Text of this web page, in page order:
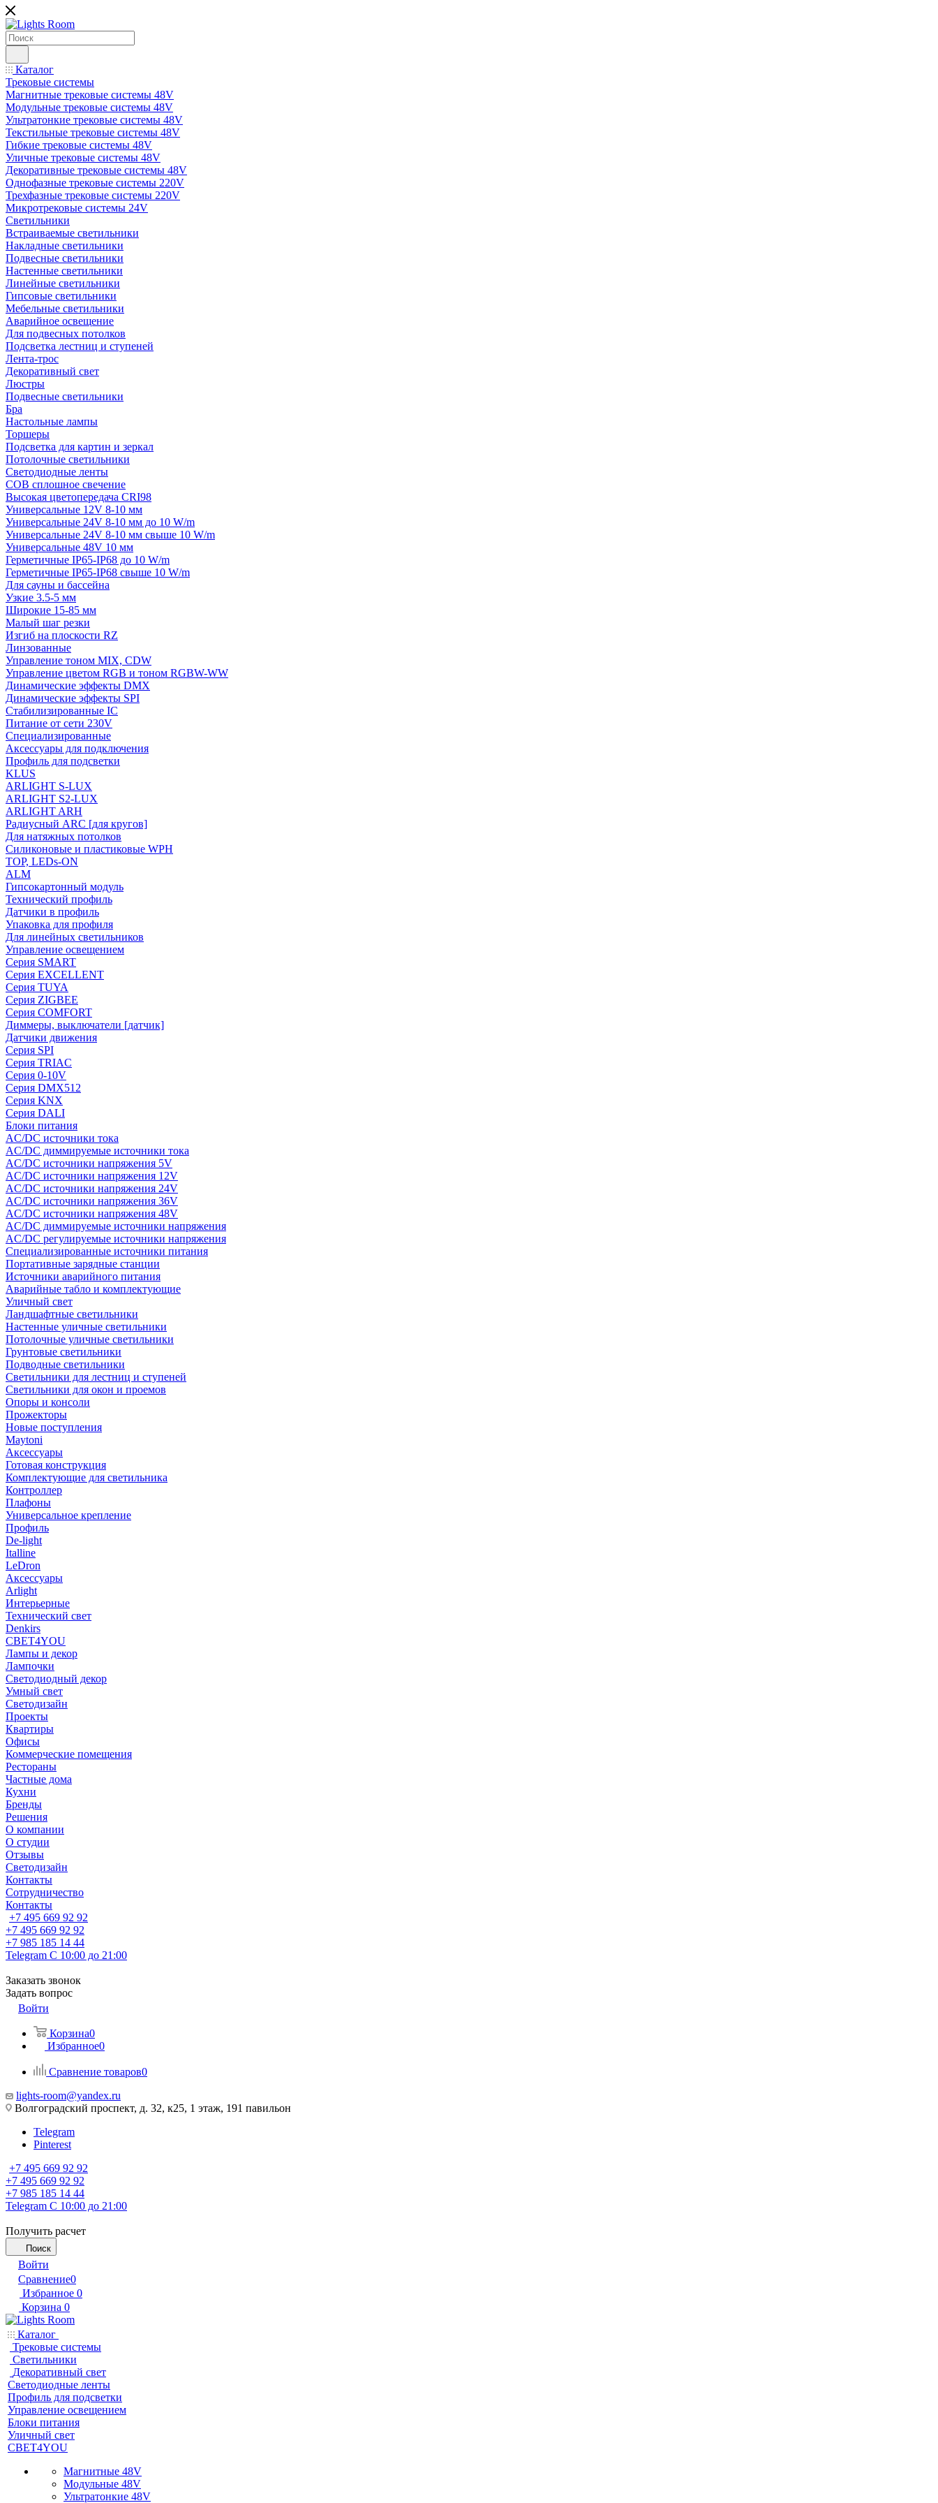
Каталог
Трековые системы
Магнитные трековые системы 48V
Модульные трековые системы 48V
Ультратонкие трековые системы 48V
Текстильные трековые системы 48V
Гибкие трековые системы 48V
Уличные трековые системы 48V
Декоративные трековые системы 48V
Однофазные трековые системы 220V
Трехфазные трековые системы 220V
Микротрековые системы 24V
Светильники
Встраиваемые светильники
Накладные светильники
Подвесные светильники
Настенные светильники
Линейные светильники
Гипсовые светильники
Мебельные светильники
Аварийное освещение
Для подвесных потолков
Подсветка лестниц и ступеней
Лента-трос
Декоративный свет
Люстры
Подвесные светильники
Бра
Настольные лампы
Торшеры
Подсветка для картин и зеркал
Потолочные светильники
Светодиодные ленты
COB сплошное свечение
Высокая цветопередача CRI98
Универсальные 12V 8-10 мм
Универсальные 24V 8-10 мм до 10 W/m
Универсальные 24V 8-10 мм свыше 10 W/m
Универсальные 48V 10 мм
Герметичные IP65-IP68 до 10 W/m
Герметичные IP65-IP68 свыше 10 W/m
Для сауны и бассейна
Узкие 3.5-5 мм
Широкие 15-85 мм
Малый шаг резки
Изгиб на плоскости RZ
Линзованные
Управление тоном MIX, CDW
Управление цветом RGB и тоном RGBW-WW
Динамические эффекты DMX
Динамические эффекты SPI
Стабилизированные IC
Питание от сети 230V
Специализированные
Аксессуары для подключения
Профиль для подсветки
KLUS
ARLIGHT S-LUX
ARLIGHT S2-LUX
ARLIGHT ARH
Радиусный ARC [для кругов]
Для натяжных потолков
Силиконовые и пластиковые WPH
TOP, LEDs-ON
ALM
Гипсокартонный модуль
Технический профиль
Датчики в профиль
Упаковка для профиля
Для линейных светильников
Управление освещением
Серия SMART
Серия EXCELLENT
Серия TUYA
Серия ZIGBEE
Серия COMFORT
Диммеры, выключатели [датчик]
Датчики движения
Серия SPI
Серия TRIAC
Серия 0-10V
Серия DMX512
Серия KNX
Серия DALI
Блоки питания
AC/DC источники тока
AC/DC диммируемые источники тока
AC/DC источники напряжения 5V
AC/DC источники напряжения 12V
AC/DC источники напряжения 24V
AC/DC источники напряжения 36V
AC/DC источники напряжения 48V
AC/DC диммируемые источники напряжения
AC/DC регулируемые источники напряжения
Специализированные источники питания
Портативные зарядные станции
Источники аварийного питания
Аварийные табло и комплектующие
Уличный свет
Ландшафтные светильники
Настенные уличные светильники
Потолочные уличные светильники
Грунтовые светильники
Подводные светильники
Светильники для лестниц и ступеней
Светильники для окон и проемов
Опоры и консоли
Прожекторы
Новые поступления
Maytoni
Аксессуары
Готовая конструкция
Комплектующие для светильника
Контроллер
Плафоны
Универсальное крепление
Профиль
De-light
Italline
LeDron
Аксессуары
Arlight
Интерьерные
Технический свет
Denkirs
СВЕТ4YOU
Лампы и декор
Лампочки
Светодиодный декор
Умный свет
Светодизайн
Проекты
Квартиры
Офисы
Коммерческие помещения
Рестораны
Частные дома
Кухни
Бренды
Решения
О компании
О студии
Отзывы
Светодизайн
Контакты
Сотрудничество
Контакты
+7 495 669 92 92
+7 495 669 92 92
+7 985 185 14 44
Telegram С 10:00 до 21:00
Заказать звонок
Задать вопрос
Войти
Корзина0
Избранное0
Сравнение товаров0
lights-room@yandex.ru
Волгоградский проспект, д. 32, к25, 1 этаж, 191 павильон
Telegram
Pinterest
+7 495 669 92 92
+7 495 669 92 92
+7 985 185 14 44
Telegram С 10:00 до 21:00
Получить расчет
Поиск
Войти
Сравнение0
Избранное 0
Корзина 0
Каталог
Трековые системы
Светильники
Декоративный свет
Светодиодные ленты
Профиль для подсветки
Управление освещением
Блоки питания
Уличный свет
СВЕТ4YOU
Магнитные 48V
Модульные 48V
Ультратонкие 48V